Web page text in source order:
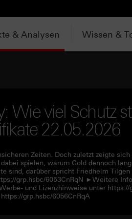
& Analysen Wissen &
Wie viel Schutz
22.05.2026
Zeiten. Doch zuletzt zeigte
spielen, warum Gold dennoch
sind, darüber spricht Friedhelm
grp.hsbc/6053CnRqN ►Weitere
und Lizenzhinweise unter https://
grp.hsbc/6056CnRqA